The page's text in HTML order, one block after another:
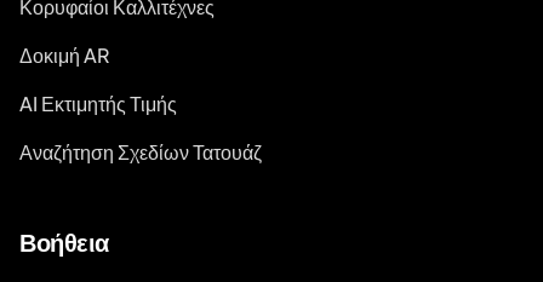
Κορυφαίοι Καλλιτέχνες
Δοκιμή AR
AI Εκτιμητής Τιμής
Αναζήτηση Σχεδίων Τατουάζ
Βοήθεια